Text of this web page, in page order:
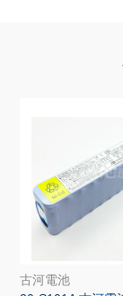
古河電池